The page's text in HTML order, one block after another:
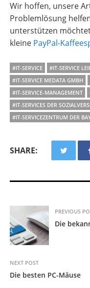
Wir hoffen, unsere
Problemlösung
unterstützen
kleine PayPal-
#IT-SERVICE #IT-SERVICE
#IT-SERVICE MEDATA GMBH
#IT-SERVICE-MANAGEMENT
#IT-SERVICES DER
#IT-SERVICEZENTRUM DER
SHARE:
PREVIOUS
Die
NEXT POST
Die besten PC-Mäuse